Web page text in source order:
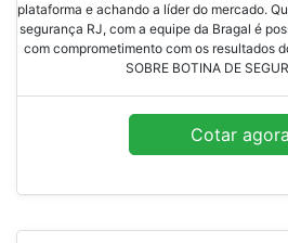
plataforma e achando a líder do mercado.
segurança RJ, com a equipe da Bragal é
com comprometimento com os resultados
SOBRE BOTINA DE
Cotar agora